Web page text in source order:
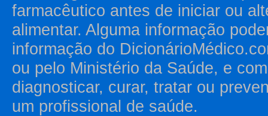
farmacêutico antes de iniciar ou
alimentar. Alguma informação
informação do
ou pelo Ministério da Saúde, e
diagnosticar, curar, tratar ou
um profissional de saúde.